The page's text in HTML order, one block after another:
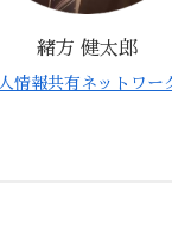
緒方 健太郎
情報共有ネットワー